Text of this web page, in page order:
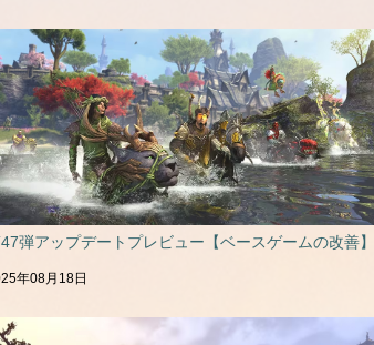
弾アップデートプレビュー【ベースゲームの改善】
年08月18日